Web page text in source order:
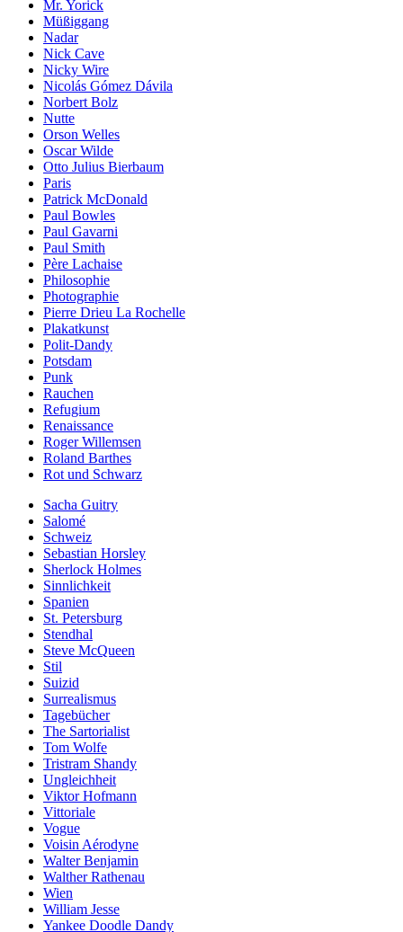
Mr. Yorick
Müßiggang
Nadar
Nick Cave
Nicky Wire
Nicolás Gómez Dávila
Norbert Bolz
Nutte
Orson Welles
Oscar Wilde
Otto Julius Bierbaum
Paris
Patrick McDonald
Paul Bowles
Paul Gavarni
Paul Smith
Père Lachaise
Philosophie
Photographie
Pierre Drieu La Rochelle
Plakatkunst
Polit-Dandy
Potsdam
Punk
Rauchen
Refugium
Renaissance
Roger Willemsen
Roland Barthes
Rot und Schwarz
Sacha Guitry
Salomé
Schweiz
Sebastian Horsley
Sherlock Holmes
Sinnlichkeit
Spanien
St. Petersburg
Stendhal
Steve McQueen
Stil
Suizid
Surrealismus
Tagebücher
The Sartorialist
Tom Wolfe
Tristram Shandy
Ungleichheit
Viktor Hofmann
Vittoriale
Vogue
Voisin Aérodyne
Walter Benjamin
Walther Rathenau
Wien
William Jesse
Yankee Doodle Dandy